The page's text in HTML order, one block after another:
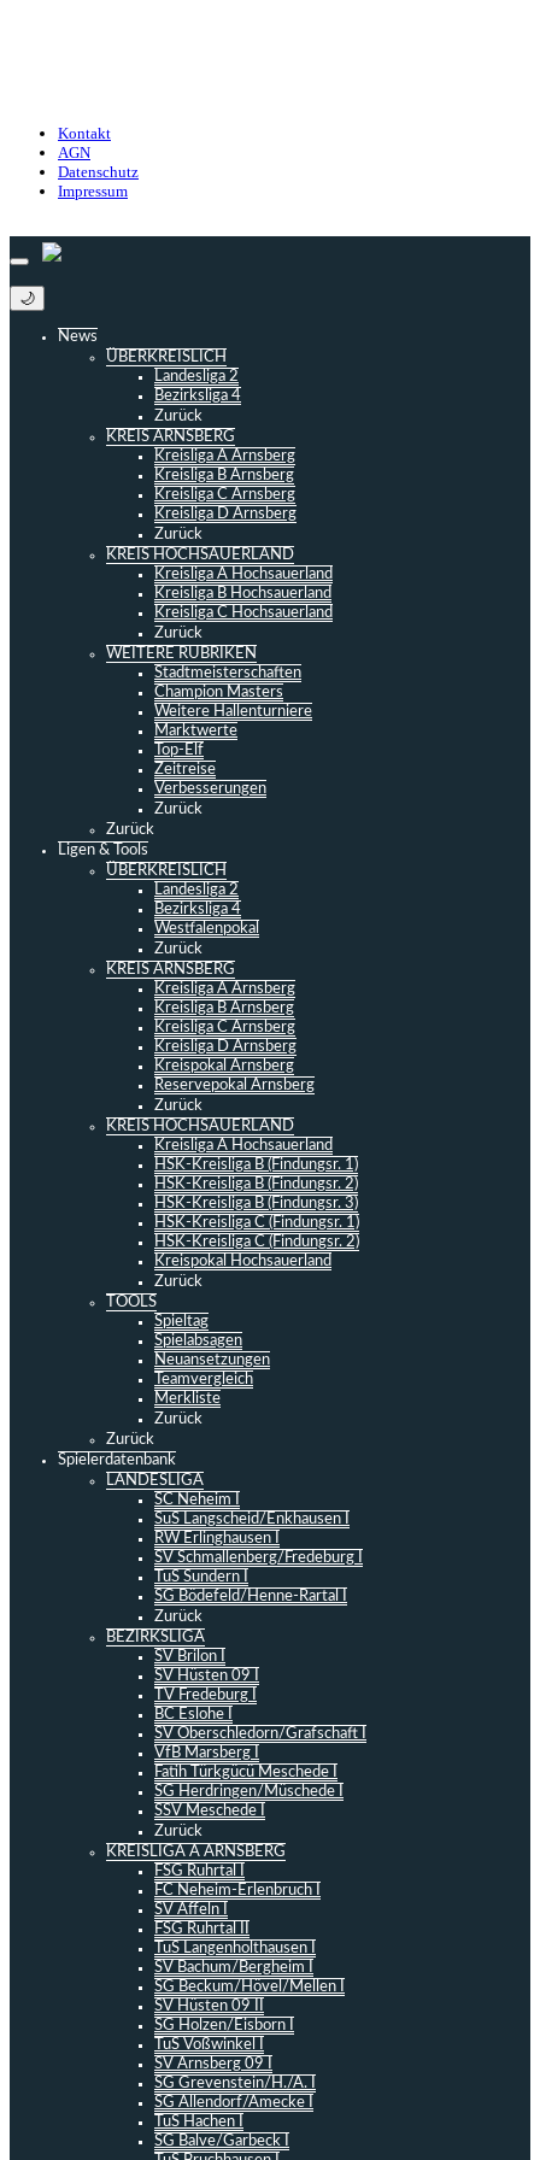
Kontakt
AGN
Datenschutz
Impressum
🌙
News
ÜBERKREISLICH
Landesliga 2
Bezirksliga 4
Zurück
KREIS ARNSBERG
Kreisliga A Arnsberg
Kreisliga B Arnsberg
Kreisliga C Arnsberg
Kreisliga D Arnsberg
Zurück
KREIS HOCHSAUERLAND
Kreisliga A Hochsauerland
Kreisliga B Hochsauerland
Kreisliga C Hochsauerland
Zurück
WEITERE RUBRIKEN
Stadtmeisterschaften
Champion Masters
Weitere Hallenturniere
Marktwerte
Top-Elf
Zeitreise
Verbesserungen
Zurück
Zurück
Ligen & Tools
ÜBERKREISLICH
Landesliga 2
Bezirksliga 4
Westfalenpokal
Zurück
KREIS ARNSBERG
Kreisliga A Arnsberg
Kreisliga B Arnsberg
Kreisliga C Arnsberg
Kreisliga D Arnsberg
Kreispokal Arnsberg
Reservepokal Arnsberg
Zurück
KREIS HOCHSAUERLAND
Kreisliga A Hochsauerland
HSK-Kreisliga B (Findungsr. 1)
HSK-Kreisliga B (Findungsr. 2)
HSK-Kreisliga B (Findungsr. 3)
HSK-Kreisliga C (Findungsr. 1)
HSK-Kreisliga C (Findungsr. 2)
Kreispokal Hochsauerland
Zurück
TOOLS
Spieltag
Spielabsagen
Neuansetzungen
Teamvergleich
Merkliste
Zurück
Zurück
Spielerdatenbank
LANDESLIGA
SC Neheim I
SuS Langscheid/Enkhausen I
RW Erlinghausen I
SV Schmallenberg/Fredeburg I
TuS Sundern I
SG Bödefeld/Henne-Rartal I
Zurück
BEZIRKSLIGA
SV Brilon I
SV Hüsten 09 I
TV Fredeburg I
BC Eslohe I
SV Oberschledorn/Grafschaft I
VfB Marsberg I
Fatih Türkgücü Meschede I
SG Herdringen/Müschede I
SSV Meschede I
Zurück
KREISLIGA A ARNSBERG
FSG Ruhrtal I
FC Neheim-Erlenbruch I
SV Affeln I
FSG Ruhrtal II
TuS Langenholthausen I
SV Bachum/Bergheim I
SG Beckum/Hövel/Mellen I
SV Hüsten 09 II
SG Holzen/Eisborn I
TuS Voßwinkel I
SV Arnsberg 09 I
SG Grevenstein/H./A. I
SG Allendorf/Amecke I
TuS Hachen I
SG Balve/Garbeck I